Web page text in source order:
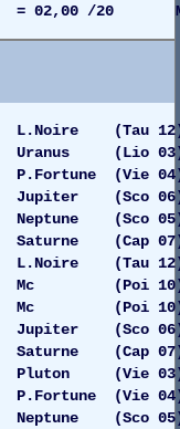
MAISON
L.Noire (Tau
(Lio 03)
(Vie 04)
(Sco 06)
(Sco 05)
(Cap 07)
L.Noire (Tau
Mc (Poi 10)
Mc (Poi 10)
(Sco 06)
(Cap 07)
(Vie 03)
(Vie 04)
(Sco 05)